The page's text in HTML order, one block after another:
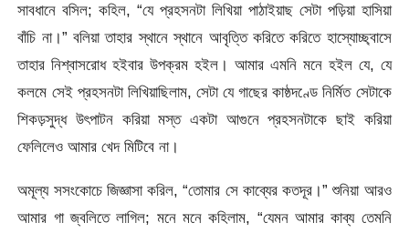
সাবধানে বসিল; কহিল, “যে প্রহসনটা লিখিয়া পাঠাইয়াছ সেটা পড়িয়া হাসিয়া
বাঁচি না।” বলিয়া তাহার স্থানে স্থানে আবৃত্তি করিতে করিতে হাস্যোচ্ছ্বাসে
তাহার নিশ্বাসরােধ হইবার উপক্রম হইল। আমার এমনি মনে হইল যে, যে
কলমে সেই প্রহসনটা লিখিয়াছিলাম, সেটা যে গাছের কাষ্ঠদণ্ডে নির্মিত সেটাকে
শিকড়সুদ্ধ উৎপাটন করিয়া মস্ত একটা আগুনে প্রহসনটাকে ছাই করিয়া
ফেলিলেও আমার খেদ মিটিবে না।
অমূল্য সসংকোচে জিজ্ঞাসা করিল, “তােমার সে কাব্যের কতদূর।” শুনিয়া আরও
আমার গা জ্বলিতে লাগিল; মনে মনে কহিলাম, “যেমন আমার কাব্য তেমনি